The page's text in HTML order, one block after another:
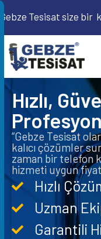
Gebze Tesisat size bir t
Hızlı,
“Gebze Tesisat
kalıcı çözümler
zaman bir telefon
hizmeti uygun
Hızlı
Uzman
Garantili